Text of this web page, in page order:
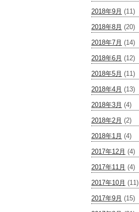
2018年9月 (11)
2018年8月 (20)
2018年7月 (14)
2018年6月 (12)
2018年5月 (11)
2018年4月 (13)
2018年3月 (4)
2018年2月 (2)
2018年1月 (4)
2017年12月 (4)
2017年11月 (4)
2017年10月 (11)
2017年9月 (15)